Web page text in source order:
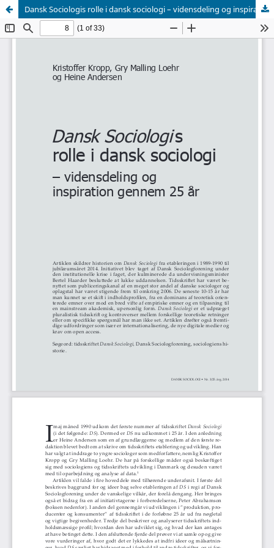
Dansk Sociologis rolle i dansk sociologi – vidensdeling og inspiration gennem 25 år